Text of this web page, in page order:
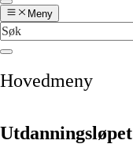
Meny
Hovedmeny
Utdanningsløpet